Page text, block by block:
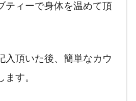
ティーで身体を温めて頂
入頂いた後、簡単なカウ
す。